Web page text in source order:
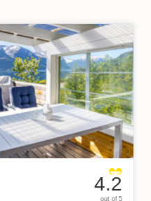
4.2
out of 5